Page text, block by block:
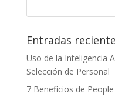
Entradas
Uso de la Inteligencia
Selección de Personal
7 Beneficios de